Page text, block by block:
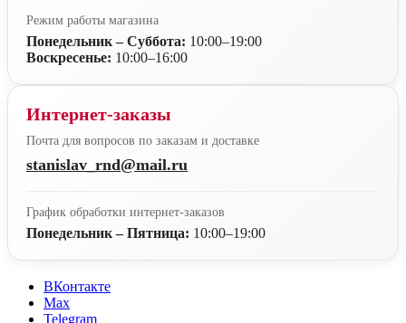
Режим работы магазина
Понедельник – Суббота: 10:00–19:00
Воскресенье: 10:00–16:00
Интернет-заказы
Почта для вопросов по заказам и доставке
stanislav_rnd@mail.ru
График обработки интернет-заказов
Понедельник – Пятница: 10:00–19:00
ВКонтакте
Max
Telegram